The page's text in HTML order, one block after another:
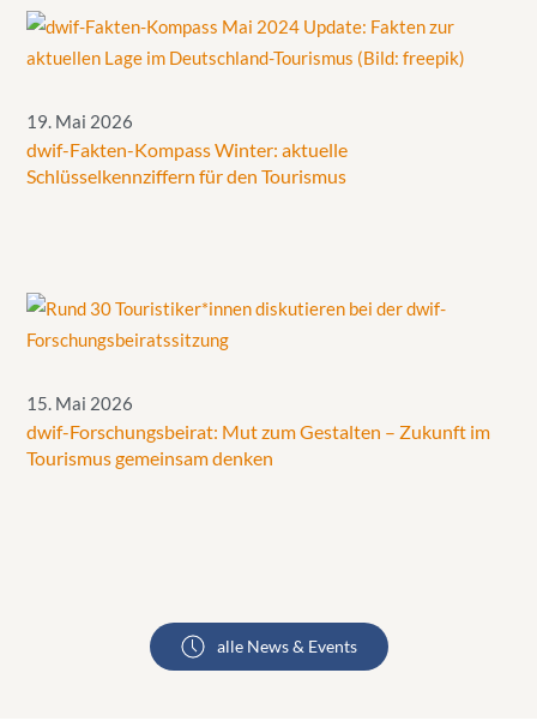
19. Mai 2026
dwif-Fakten-Kompass Winter: aktuelle
Schlüsselkennziffern für den Tourismus
15. Mai 2026
dwif-Forschungsbeirat: Mut zum Gestalten – Zukunft im
Tourismus gemeinsam denken
alle News & Events